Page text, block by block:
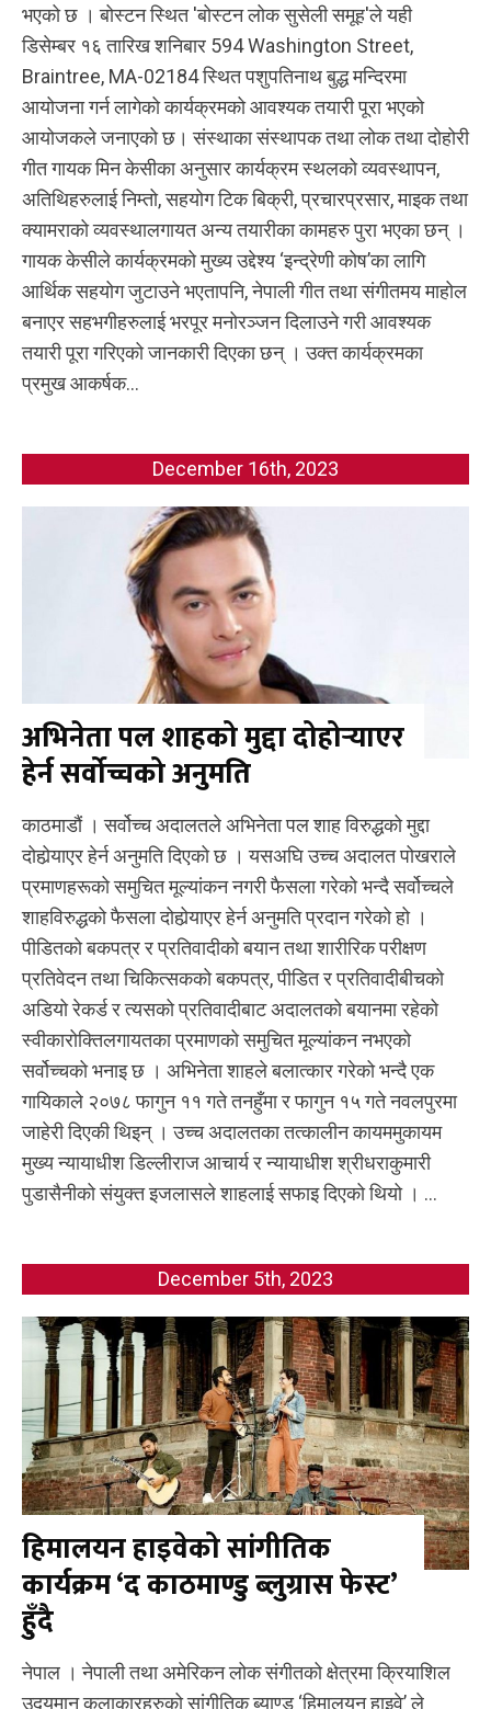
भएको छ । बोस्टन स्थित 'बोस्टन लोक सुसेली समूह'ले यही
डिसेम्बर १६ तारिख शनिबार 594 Washington Street,
Braintree, MA-02184 स्थित पशुपतिनाथ बुद्ध मन्दिरमा
आयोजना गर्न लागेको कार्यक्रमको आवश्यक तयारी पूरा भएको
आयोजकले जनाएको छ। संस्थाका संस्थापक तथा लोक तथा दोहोरी
गीत गायक मिन केसीका अनुसार कार्यक्रम स्थलको व्यवस्थापन,
अतिथिहरुलाई निम्तो, सहयोग टिक बिक्री, प्रचारप्रसार, माइक तथा
क्यामराको व्यवस्थालगायत अन्य तयारीका कामहरु पुरा भएका छन् ।
गायक केसीले कार्यक्रमको मुख्य उद्देश्य ‘इन्द्रेणी कोष’का लागि
आर्थिक सहयोग जुटाउने भएतापनि, नेपाली गीत तथा संगीतमय माहोल
बनाएर सहभगीहरुलाई भरपूर मनोरञ्जन दिलाउने गरी आवश्यक
तयारी पूरा गरिएको जानकारी दिएका छन् । उक्त कार्यक्रमका
प्रमुख आकर्षक...
December 16th, 2023
अभिनेता पल शाहको मुद्दा दोहोर्‍याएर
हेर्न सर्वोच्चको अनुमति
काठमाडौं । सर्वोच्च अदालतले अभिनेता पल शाह विरुद्धको मुद्दा
दोहोर्‍याएर हेर्न अनुमति दिएको छ । यसअघि उच्च अदालत पोखराले
प्रमाणहरूको समुचित मूल्यांकन नगरी फैसला गरेको भन्दै सर्वोच्चले
शाहविरुद्धको फैसला दोहोर्‍याएर हेर्न अनुमति प्रदान गरेको हो ।
पीडितको बकपत्र र प्रतिवादीको बयान तथा शारीरिक परीक्षण
प्रतिवेदन तथा चिकित्सकको बकपत्र, पीडित र प्रतिवादीबीचको
अडियो रेकर्ड र त्यसको प्रतिवादीबाट अदालतको बयानमा रहेको
स्वीकारोक्तिलगायतका प्रमाणको समुचित मूल्यांकन नभएको
सर्वोच्चको भनाइ छ । अभिनेता शाहले बलात्कार गरेको भन्दै एक
गायिकाले २०७८ फागुन ११ गते तनहुँमा र फागुन १५ गते नवलपुरमा
जाहेरी दिएकी थिइन् । उच्च अदालतका तत्कालीन कायममुकायम
मुख्य न्यायाधीश डिल्लीराज आचार्य र न्यायाधीश श्रीधराकुमारी
पुडासैनीको संयुक्त इजलासले शाहलाई सफाइ दिएको थियो । ...
December 5th, 2023
हिमालयन हाइवेको सांगीतिक
कार्यक्रम ‘द काठमाण्डु ब्लुग्रास फेस्ट’
हुँदै
नेपाल । नेपाली तथा अमेरिकन लोक संगीतको क्षेत्रमा क्रियाशिल
उदयमान कलाकारहरुको सांगीतिक ब्याण्ड ‘हिमालयन हाइवे’ ले